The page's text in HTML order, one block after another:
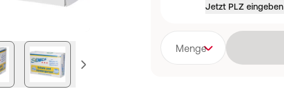
vorheriges Bild
Jetzt PLZ eingeben
Menge